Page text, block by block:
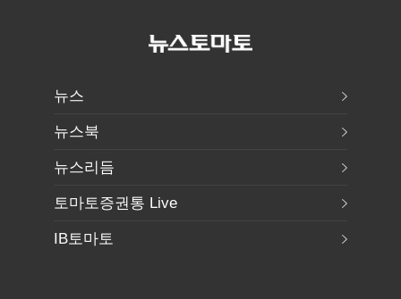
뉴스
뉴스북
뉴스리듬
토마토증권통 Live
IB토마토